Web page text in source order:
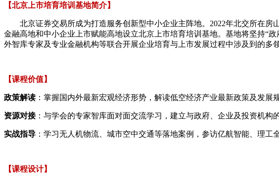
【北京上市培育培训基地简介】
北京证券交易所成为打造服务创新型中小企业主阵地。2022年北交所在房
金融高地和中小企业上市赋能高地设立北京上市培育培训基地。基地将坚持“
外智库专家及专业金融机构等联合开展企业培育与上市发展过程中涉及到的
【课程价值】
政策解读 ：掌握国内外最新宏观经济形势，解读低空经济产业最新政策及发展
资源对接：与学会的专家智库面对面交流学习，建立与政府、企业及投资机构
实战指导 ：学习无人机物流、城市空中交通等落地案例，参访亿航智能、理工
【课程设计】